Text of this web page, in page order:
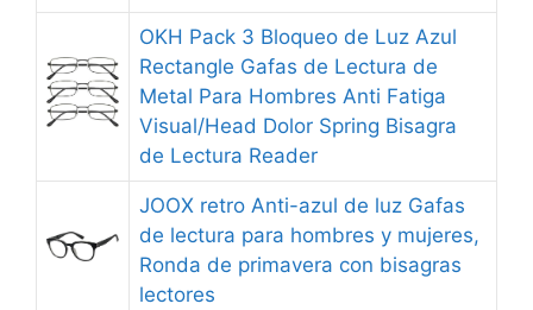
OKH Pack 3 Bloqueo de Luz Azul
Rectangle Gafas de Lectura de
Metal Para Hombres Anti Fatiga
Visual/Head Dolor Spring Bisagra
de Lectura Reader
JOOX retro Anti-azul de luz Gafas
de lectura para hombres y mujeres,
Ronda de primavera con bisagras
lectores